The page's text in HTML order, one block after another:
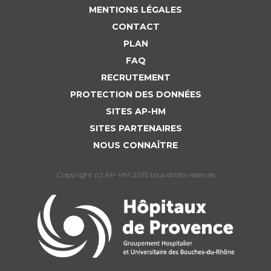
Nos indicateurs qualité et de sécurité des soins
Les recherches en santé à l’AP-HM
Lieu de santé sans tabac
MENTIONS LÉGALES
CONTACT
PLAN
FAQ
RECRUTEMENT
PROTECTION DES DONNÉES
SITES AP-HM
SITES PARTENAIRES
NOUS CONNAÎTRE
Copyright (c) AP-HM 2015 tous droits reservés